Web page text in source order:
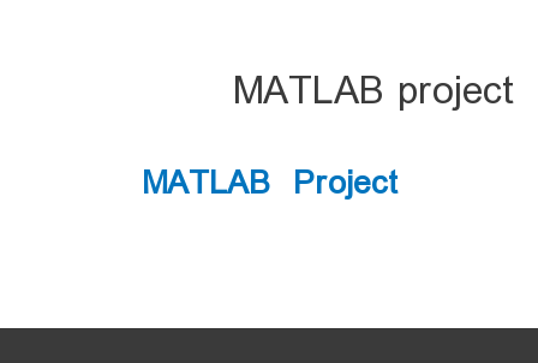
MATLAB project
MATLAB Project